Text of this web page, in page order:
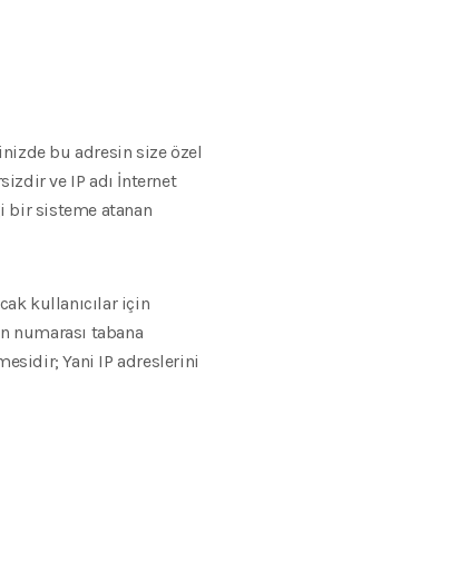
bu adresin size özel
ve IP adı İnternet
bir sisteme atanan
kullanıcılar için
numarası tabana
Yani IP adreslerini